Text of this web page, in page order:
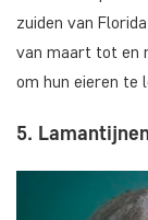
zuiden van
van maart tot en
om hun eieren te
5. Lamantijnen